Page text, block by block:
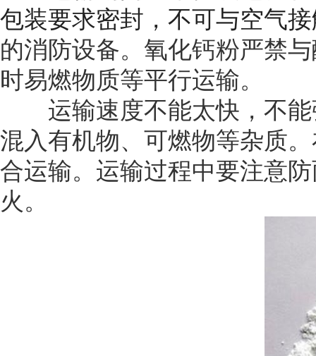
包装要求密封，不可与空气
的消防设备。氧化钙粉严禁
时易燃物质等平行运输。
运输速度不能太快，不能
混入有机物、可燃物等杂质
合运输。运输过程中要注意
火。